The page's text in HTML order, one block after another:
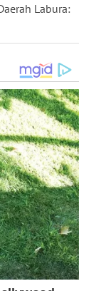
Labura: